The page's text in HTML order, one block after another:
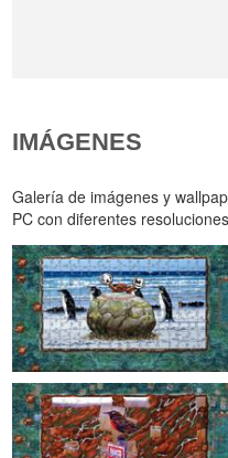
IMÁGENES
Galería de imágenes y
PC con diferentes